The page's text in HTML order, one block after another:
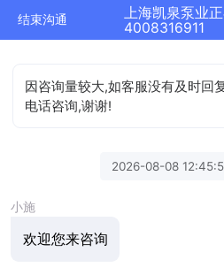
结束沟通
上海凯泉泵业
4008316911
因咨询量较大,如客服没有及时回
电话咨询,谢谢!
2026-08-08
小施
欢迎您来咨询